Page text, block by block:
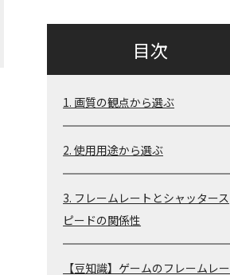
目次
1. 画質の観点から選ぶ
2. 使用用途から選ぶ
3. フレームレートとシャッタース
ピードの関係性
【豆知識】ゲームのフレームレー